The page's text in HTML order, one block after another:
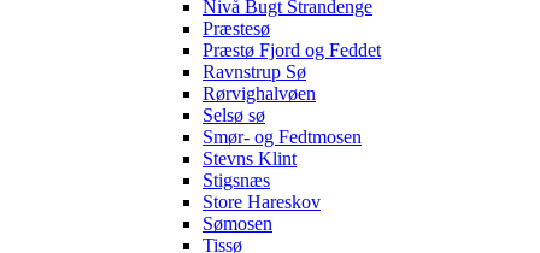
Nivå Bugt Strandenge
Præstesø
Præstø Fjord og Feddet
Ravnstrup Sø
Rørvighalvøen
Selsø sø
Smør- og Fedtmosen
Stevns Klint
Stigsnæs
Store Hareskov
Sømosen
Tissø